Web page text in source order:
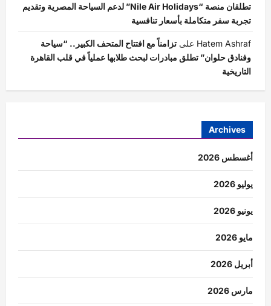
تطلقان منصة “Nile Air Holidays” لدعم السياحة المصرية وتقديم
تجربة سفر متكاملة بأسعار تنافسية
Hatem Ashraf على تزامناً مع افتتاح المتحف الكبير.. “سياحة
وفنادق حلوان” تطلق مبادرات لبحث طلابها عملياً في قلب القاهرة
التاريخية
Archives
أغسطس 2026
يوليو 2026
يونيو 2026
مايو 2026
أبريل 2026
مارس 2026